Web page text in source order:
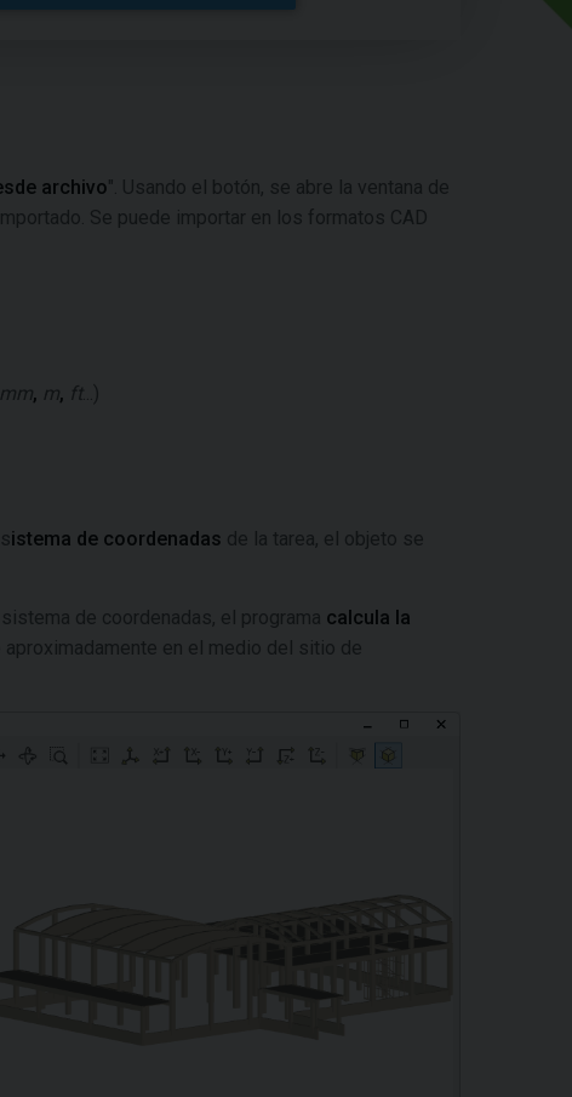
archivo". Usando el botón, se abre la ventana de
Se puede importar en los formatos CAD
mm, m, ft ...)
istema de coordenadas de la tarea, el objeto se
de coordenadas, el programa calcula la
en el medio del sitio de